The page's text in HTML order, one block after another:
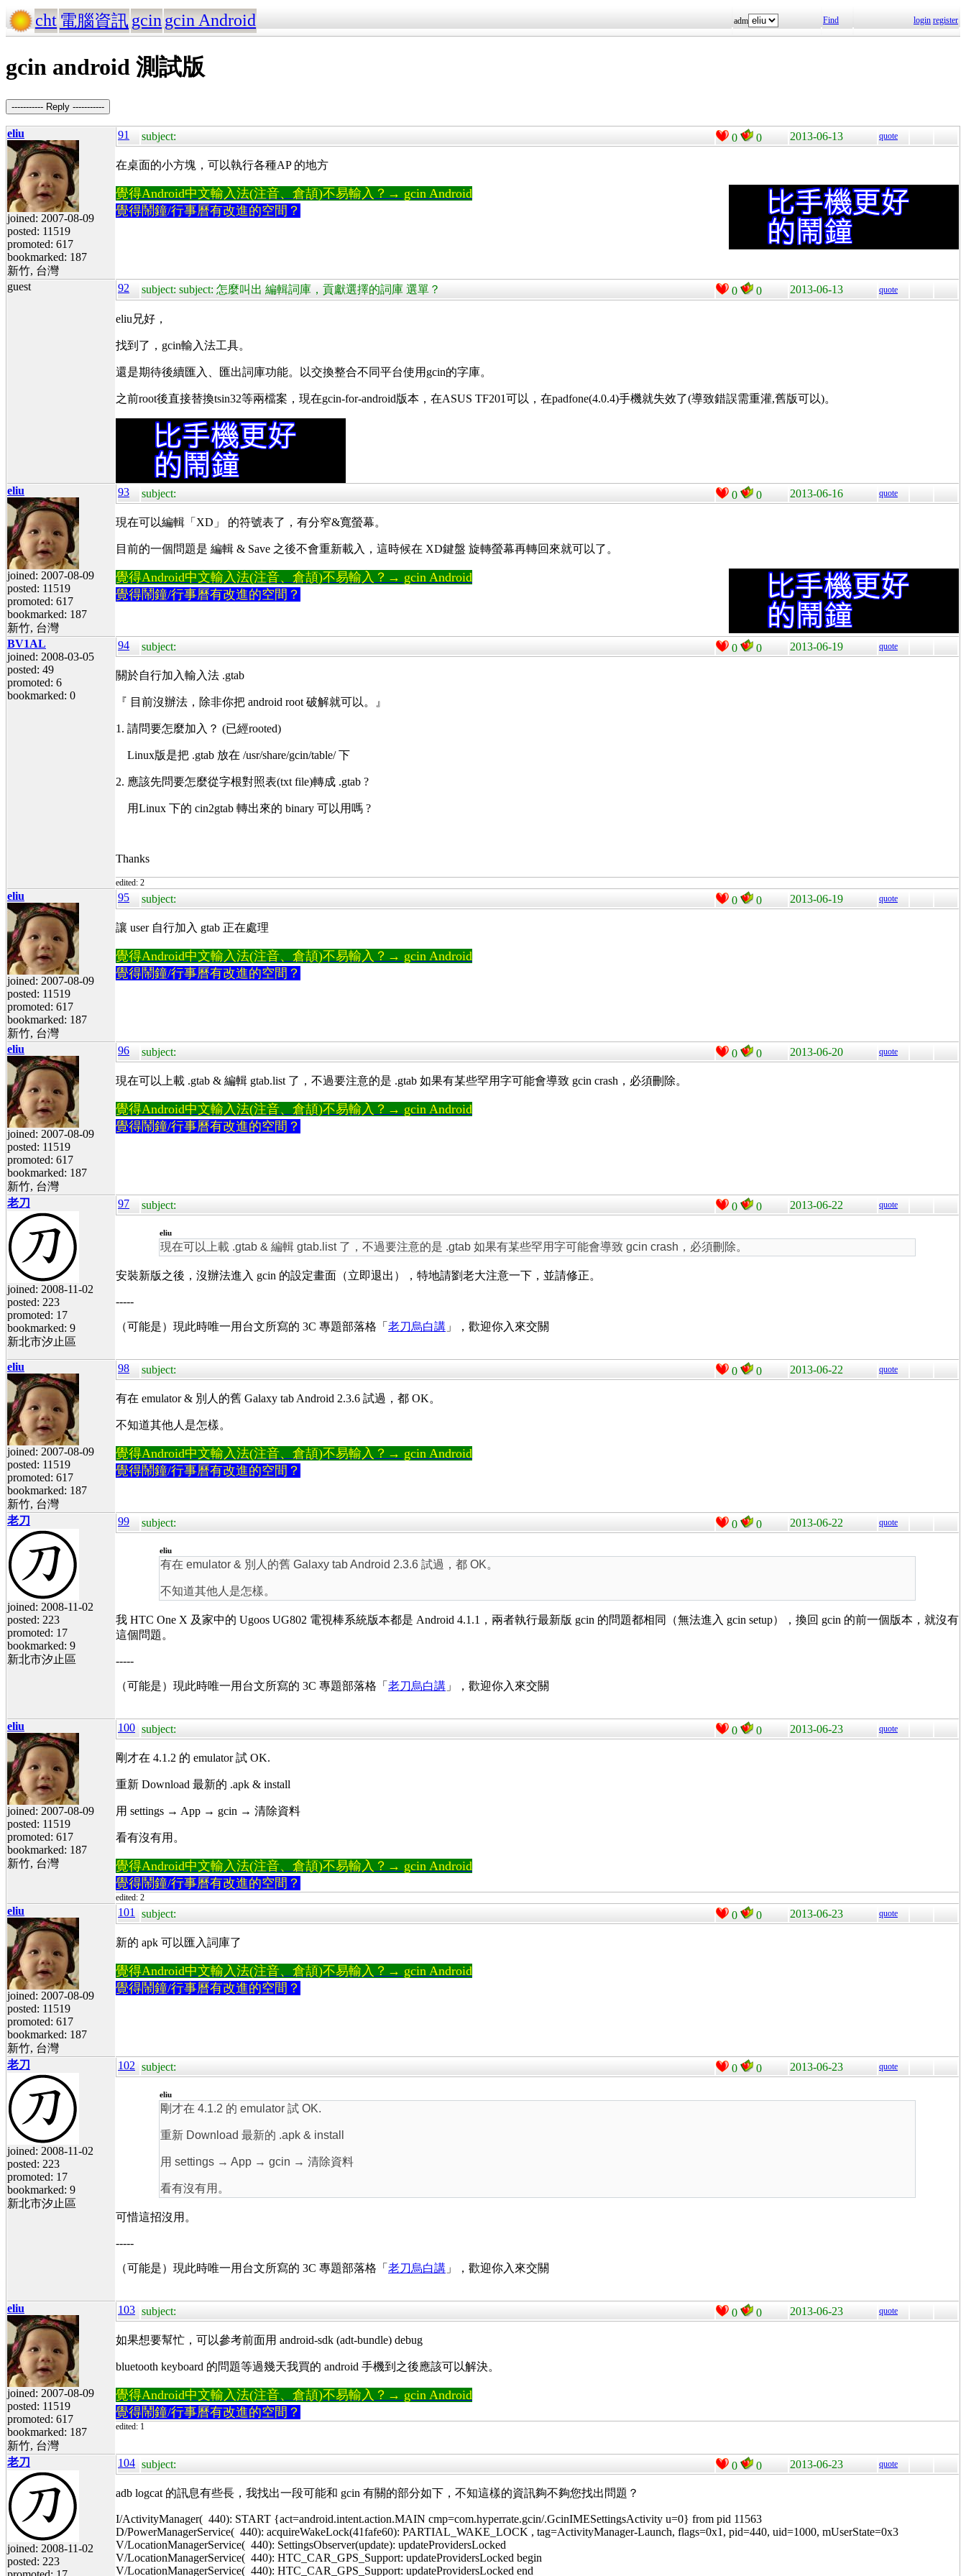
cht 電腦資訊 gcin gcin Android adm Find login register
gcin android 測試版
----------- Reply -----------
eliu
joined: 2007-08-09
posted: 11519
promoted: 617
bookmarked: 187
新竹, 台灣
91 subject: 0 0 2013-06-13 quote
在桌面的小方塊，可以執行各種AP 的地方
覺得Android中文輸入法(注音、倉頡)不易輸入？→ gcin Android
覺得鬧鐘/行事曆有改進的空間？
guest 92 subject: subject: 怎麼叫出 編輯詞庫，貢獻選擇的詞庫 選單？ 0 0 2013-06-13 quote
eliu兄好，
找到了，gcin輸入法工具。
還是期待後續匯入、匯出詞庫功能。以交換整合不同平台使用gcin的字庫。
之前root後直接替換tsin32等兩檔案，現在gcin-for-android版本，在ASUS TF201可以，在padfone(4.0.4)手機就失效了(導致錯誤需重灌,舊版可以)。
eliu
joined: 2007-08-09
posted: 11519
promoted: 617
bookmarked: 187
新竹, 台灣
93 subject: 0 0 2013-06-16 quote
現在可以編輯「XD」 的符號表了，有分窄&寬螢幕。
目前的一個問題是 編輯 & Save 之後不會重新載入，這時候在 XD鍵盤 旋轉螢幕再轉回來就可以了。
覺得Android中文輸入法(注音、倉頡)不易輸入？→ gcin Android
覺得鬧鐘/行事曆有改進的空間？
BV1AL
joined: 2008-03-05
posted: 49
promoted: 6
bookmarked: 0
94 subject: 0 0 2013-06-19 quote
關於自行加入輸入法 .gtab
『 目前沒辦法，除非你把 android root 破解就可以。』
1. 請問要怎麼加入？ (已經rooted)
Linux版是把 .gtab 放在 /usr/share/gcin/table/ 下
2. 應該先問要怎麼從字根對照表(txt file)轉成 .gtab ?
用Linux 下的 cin2gtab 轉出來的 binary 可以用嗎 ?
Thanks
edited: 2
eliu
joined: 2007-08-09
posted: 11519
promoted: 617
bookmarked: 187
新竹, 台灣
95 subject: 0 0 2013-06-19 quote
讓 user 自行加入 gtab 正在處理
覺得Android中文輸入法(注音、倉頡)不易輸入？→ gcin Android
覺得鬧鐘/行事曆有改進的空間？
eliu
joined: 2007-08-09
posted: 11519
promoted: 617
bookmarked: 187
新竹, 台灣
96 subject: 0 0 2013-06-20 quote
現在可以上載 .gtab & 編輯 gtab.list 了，不過要注意的是 .gtab 如果有某些罕用字可能會導致 gcin crash，必須刪除。
覺得Android中文輸入法(注音、倉頡)不易輸入？→ gcin Android
覺得鬧鐘/行事曆有改進的空間？
老刀
joined: 2008-11-02
posted: 223
promoted: 17
bookmarked: 9
新北市汐止區
97 subject: 0 0 2013-06-22 quote
eliu
現在可以上載 .gtab & 編輯 gtab.list 了，不過要注意的是 .gtab 如果有某些罕用字可能會導致 gcin crash，必須刪除。
安裝新版之後，沒辦法進入 gcin 的設定畫面（立即退出），特地請劉老大注意一下，並請修正。
-----
（可能是）現此時唯一用台文所寫的 3C 專題部落格「 老刀烏白講 」，歡迎你入來交關
eliu
joined: 2007-08-09
posted: 11519
promoted: 617
bookmarked: 187
新竹, 台灣
98 subject: 0 0 2013-06-22 quote
有在 emulator & 別人的舊 Galaxy tab Android 2.3.6 試過，都 OK。
不知道其他人是怎樣。
覺得Android中文輸入法(注音、倉頡)不易輸入？→ gcin Android
覺得鬧鐘/行事曆有改進的空間？
老刀
joined: 2008-11-02
posted: 223
promoted: 17
bookmarked: 9
新北市汐止區
99 subject: 0 0 2013-06-22 quote
eliu
有在 emulator & 別人的舊 Galaxy tab Android 2.3.6 試過，都 OK。
不知道其他人是怎樣。
我 HTC One X 及家中的 Ugoos UG802 電視棒系統版本都是 Android 4.1.1，兩者執行最新版 gcin 的問題都相同（無法進入 gcin setup），換回 gcin 的前一個版本，就沒有
這個問題。
-----
（可能是）現此時唯一用台文所寫的 3C 專題部落格「 老刀烏白講 」，歡迎你入來交關
eliu
joined: 2007-08-09
posted: 11519
promoted: 617
bookmarked: 187
新竹, 台灣
100 subject: 0 0 2013-06-23 quote
剛才在 4.1.2 的 emulator 試 OK.
重新 Download 最新的 .apk & install
用 settings → App → gcin → 清除資料
看有沒有用。
覺得Android中文輸入法(注音、倉頡)不易輸入？→ gcin Android
覺得鬧鐘/行事曆有改進的空間？
edited: 2
eliu
joined: 2007-08-09
posted: 11519
promoted: 617
bookmarked: 187
新竹, 台灣
101 subject: 0 0 2013-06-23 quote
新的 apk 可以匯入詞庫了
覺得Android中文輸入法(注音、倉頡)不易輸入？→ gcin Android
覺得鬧鐘/行事曆有改進的空間？
老刀
joined: 2008-11-02
posted: 223
promoted: 17
bookmarked: 9
新北市汐止區
102 subject: 0 0 2013-06-23 quote
eliu
剛才在 4.1.2 的 emulator 試 OK.
重新 Download 最新的 .apk & install
用 settings → App → gcin → 清除資料
看有沒有用。
可惜這招沒用。
-----
（可能是）現此時唯一用台文所寫的 3C 專題部落格「 老刀烏白講 」，歡迎你入來交關
eliu
joined: 2007-08-09
posted: 11519
promoted: 617
bookmarked: 187
新竹, 台灣
103 subject: 0 0 2013-06-23 quote
如果想要幫忙，可以參考前面用 android-sdk (adt-bundle) debug
bluetooth keyboard 的問題等過幾天我買的 android 手機到之後應該可以解決。
覺得Android中文輸入法(注音、倉頡)不易輸入？→ gcin Android
覺得鬧鐘/行事曆有改進的空間？
edited: 1
老刀
joined: 2008-11-02
posted: 223
104 subject: 0 0 2013-06-23 quote
adb logcat 的訊息有些長，我找出一段可能和 gcin 有關的部分如下，不知這樣的資訊夠不夠您找出問題？
I/ActivityManager( 440): START {act=android.intent.action.MAIN cmp=com.hyperrate.gcin/.GcinIMESettingsActivity u=0} from pid 11563
D/PowerManagerService( 440): acquireWakeLock(41fafe60): PARTIAL_WAKE_LOCK , tag=ActivityManager-Launch, flags=0x1, pid=440, uid=1000, mUserState=0x3
V/LocationManagerService( 440): SettingsObserver(update): updateProvidersLocked
V/LocationManagerService( 440): HTC_CAR_GPS_Support: updateProvidersLocked begin
V/LocationManagerService( 440): HTC_CAR_GPS_Support: updateProvidersLocked end